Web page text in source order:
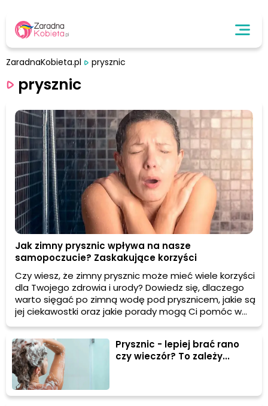
ZaradnaKobieta.pl prysznic
prysznic
Jak zimny prysznic wpływa na nasze
samopoczucie? Zaskakujące korzyści
Czy wiesz, że zimny prysznic może mieć wiele korzyści
dla Twojego zdrowia i urody? Dowiedz się, dlaczego
warto sięgać po zimną wodę pod prysznicem, jakie są
jej ciekawostki oraz jakie porady mogą Ci pomóc w
korzystaniu z tego naturalnego sposobu na poprawę
samopoczucia.
Prysznic - lepiej brać rano
czy wieczór? To zależy...